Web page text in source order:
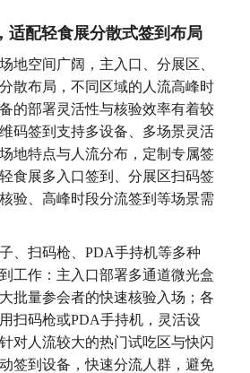
适配轻食展分散式签到布局
地空间广阔，主入口、分展区、
散布局，不同区域的人流高峰时
的部署灵活性与核验效率有着较
码签到支持多设备、多场景灵活
地特点与人流分布，定制专属签
食展多入口签到、分展区扫码签
验、高峰时段分流签到等场景需
、扫码枪、PDA手持机等多种
工作：主入口部署多通道微光盒
批量参会者的快速核验入场；各
扫码枪或PDA手持机，灵活设
对人流较大的热门试吃区与快闪
签到设备，快速分流人群，避免